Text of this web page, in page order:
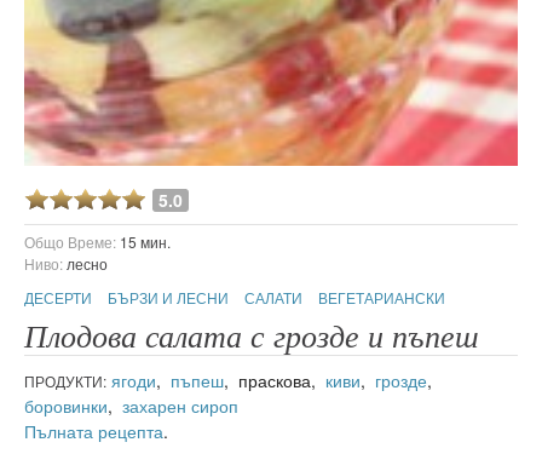
5.0
Общо Време: 15 мин.
Ниво: лесно
ДЕСЕРТИ
БЪРЗИ И ЛЕСНИ САЛАТИ ВЕГЕТАРИАНСКИ
Плодова салата с грозде и пъпеш
ПРОДУКТИ: ягоди, пъпеш, праскова, киви, грозде,
боровинки, захарен сироп
Пълната рецепта.